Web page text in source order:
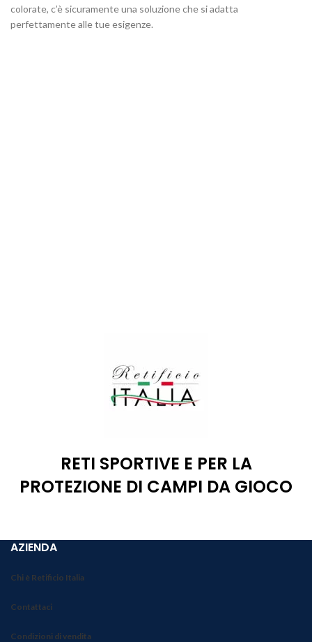
colorate, c’è sicuramente una soluzione che si adatta
perfettamente alle tue esigenze.
RETI SPORTIVE E PER LA
PROTEZIONE DI CAMPI DA GIOCO
AZIENDA
Chi è Retificio Italia
Contattaci
Condizioni di vendita